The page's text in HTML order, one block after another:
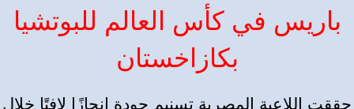
باريس في كأس العالم للبوتشيا
بكازاخستان
حققت اللاعبة المصرية تسنيم جودة إنجازًا لافتًا خلال